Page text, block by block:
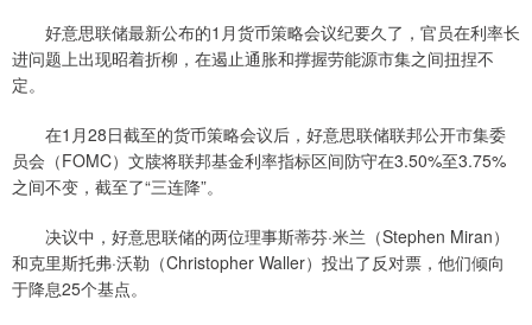
好意思联储最新公布的1月货币策略会议纪要久了，官员在利率长
进问题上出现昭着折柳，在遏止通胀和撑握劳能源市集之间扭捏不
定。
在1月28日截至的货币策略会议后，好意思联储联邦公开市集委
员会（FOMC）文牍将联邦基金利率指标区间防守在3.50%至3.75%
之间不变，截至了“三连降”。
决议中，好意思联储的两位理事斯蒂芬·米兰（Stephen Miran）
和克里斯托弗·沃勒（Christopher Waller）投出了反对票，他们倾向
于降息25个基点。